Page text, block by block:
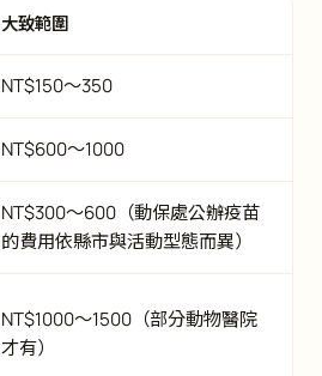
大致範圍
NT$150～350
NT$600～1000
NT$300～600（動保處公辦疫苗
的費用依縣市與活動型態而異）
NT$1000～1500（部分動物醫院
才有）